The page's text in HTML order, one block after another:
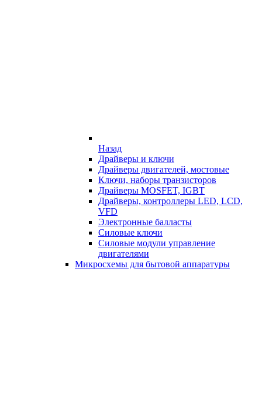
Назад
Драйверы и ключи
Драйверы двигателей, мостовые
Ключи, наборы транзисторов
Драйверы MOSFET, IGBT
Драйверы, контроллеры LED, LCD,
VFD
Электронные балласты
Силовые ключи
Силовые модули управление
двигателями
Микросхемы для бытовой аппаратуры